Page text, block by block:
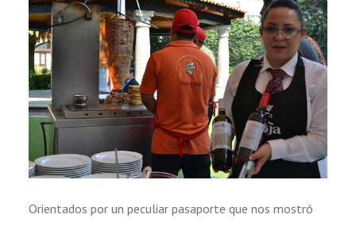
Orientados por un peculiar pasaporte que nos mostró